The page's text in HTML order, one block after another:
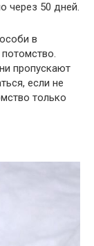
через 50 дней.
в
пропускают
если не
только